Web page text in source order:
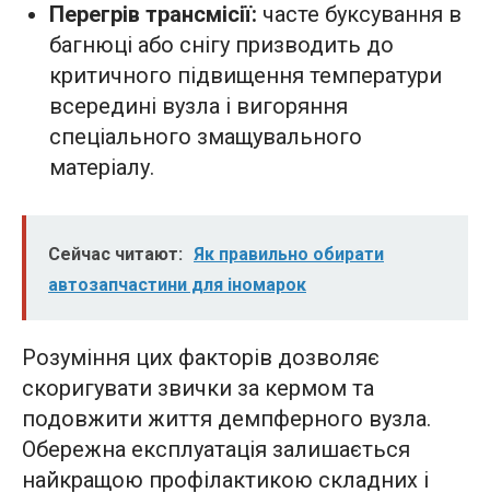
Перегрів трансмісії: часте буксування в
багнюці або снігу призводить до
критичного підвищення температури
всередині вузла і вигоряння
спеціального змащувального
матеріалу.
Сейчас читают: Як правильно обирати
автозапчастини для іномарок
Розуміння цих факторів дозволяє
скоригувати звички за кермом та
подовжити життя демпферного вузла.
Обережна експлуатація залишається
найкращою профілактикою складних і